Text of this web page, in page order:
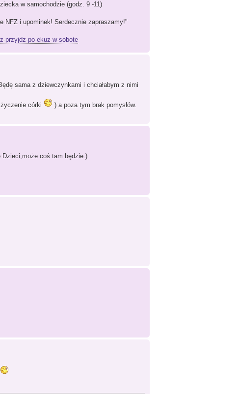
w samochodzie (godz. 9 -11)
NFZ i upominek! Serdecznie zapraszamy!"
przyjdz-po-ekuz-w-sobote
sama z dziewczynkami i chciałabym z nimi
córki
) a poza tym brak pomysłów.
Dzieci,może coś tam będzie:)